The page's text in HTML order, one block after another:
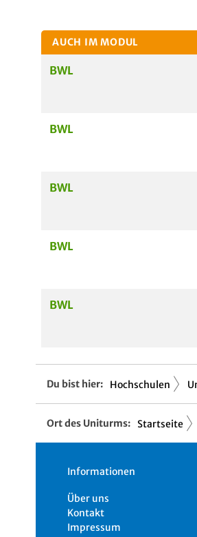
AUCH IM MODUL
BWL
BWL
BWL
BWL
BWL
Du bist hier: Hochschulen
Ort des Uniturms: Startseite
Informationen
Über uns
Kontakt
Impressum